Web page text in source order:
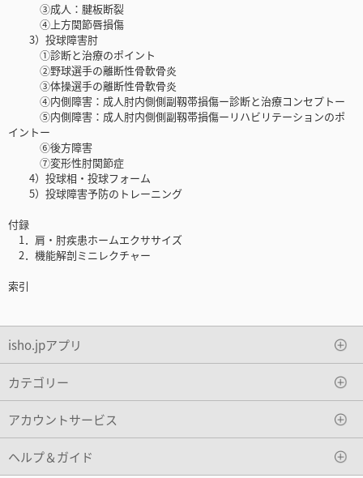
③成人：腱板断裂
④上方関節唇損傷
3）投球障害肘
①診断と治療のポイント
②野球選手の離断性骨軟骨炎
③体操選手の離断性骨軟骨炎
④内側障害：成人肘内側側副靱帯損傷ー診断と治療コンセプトー
⑤内側障害：成人肘内側側副靱帯損傷ーリハビリテーションのポ
イントー
⑥後方障害
⑦変形性肘関節症
4）投球相・投球フォーム
5）投球障害予防のトレーニング
付録
1．肩・肘疾患ホームエクササイズ
2．機能解剖ミニレクチャー
索引
isho.jpアプリ
カテゴリー
アカウントサービス
ヘルプ＆ガイド